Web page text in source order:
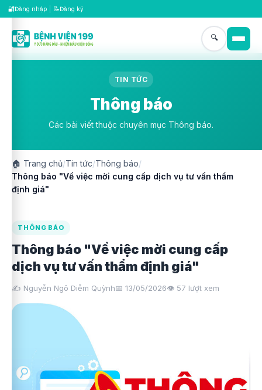
🔐Đăng nhập 📝Đăng ký
🔍
TIN TỨC
Thông báo
Các bài viết thuộc chuyên mục Thông báo.
🏠 Trang chủ/Tin tức/Thông báo/
Thông báo "Về việc mời cung cấp dịch vụ tư vấn thẩm
định giá"
THÔNG BÁO
Thông báo "Về việc mời cung cấp
dịch vụ tư vấn thẩm định giá"
✍️ Nguyễn Ngô Diễm Quỳnh📅 13/05/2026👁️ 57 lượt xem